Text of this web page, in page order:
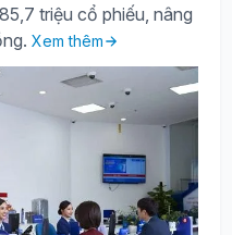
triệu cổ phiếu, nâng
Xem thêm